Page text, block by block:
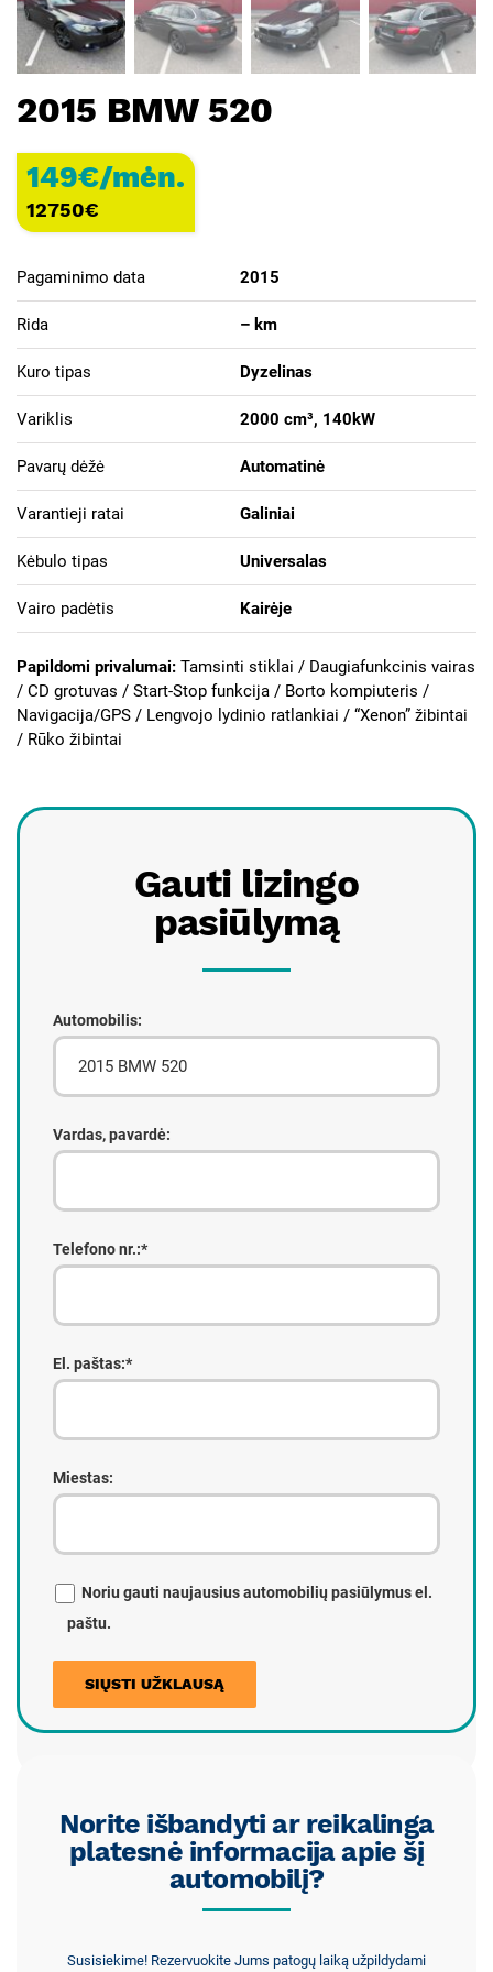
2015 BMW 520
149€/mėn.
12750€
Pagaminimo data 2015
Rida – km
Kuro tipas Dyzelinas
Variklis 2000 cm³, 140kW
Pavarų dėžė Automatinė
Varantieji ratai Galiniai
Kėbulo tipas Universalas
Vairo padėtis Kairėje
Papildomi privalumai: Tamsinti stiklai / Daugiafunkcinis vairas
/ CD grotuvas / Start-Stop funkcija / Borto kompiuteris /
Navigacija/GPS / Lengvojo lydinio ratlankiai / “Xenon” žibintai
/ Rūko žibintai
Gauti lizingo
pasiūlymą
Automobilis:
Vardas, pavardė:
Telefono nr.:*
El. paštas:*
Miestas:
Noriu gauti naujausius automobilių pasiūlymus el.
paštu.
Norite išbandyti ar reikalinga
platesnė informacija apie šį
automobilį?
Susisiekime! Rezervuokite Jums patogų laiką užpildydami